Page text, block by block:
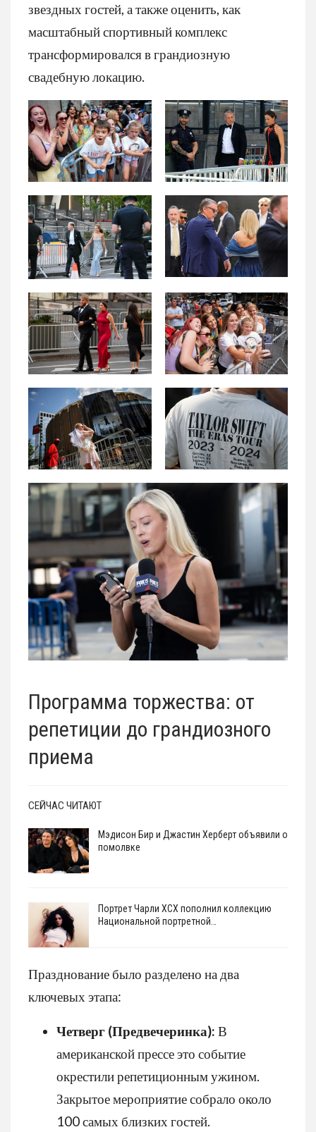
звездных гостей, а также оценить, как
масштабный спортивный комплекс
трансформировался в грандиозную
свадебную локацию.
Программа торжества: от
репетиции до грандиозного
приема
СЕЙЧАС ЧИТАЮТ
Мэдисон Бир и Джастин Херберт объявили о
помолвке
Портрет Чарли XCX пополнил коллекцию
Национальной портретной…
Празднование было разделено на два
ключевых этапа:
Четверг (Предвечеринка): В
американской прессе это событие
окрестили репетиционным ужином.
Закрытое мероприятие собрало около
100 самых близких гостей.